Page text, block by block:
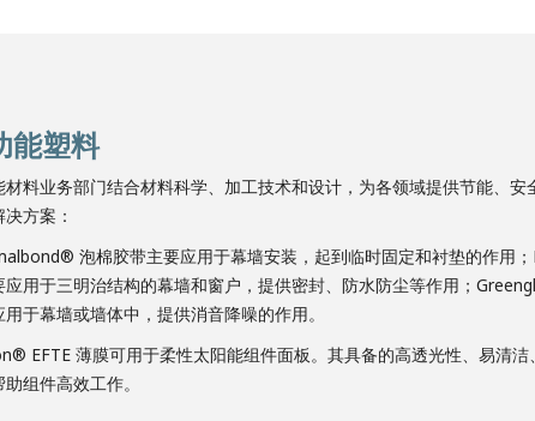
能塑料
材料业务部门结合材料科学、加工技术和设计，为各领域提供节能、安
方案：
泡棉胶带主要应用于幕墙安装，起到临时固定和衬垫的作用
应用于三明治结构的幕墙和窗户，提供密封、防水防尘等作用；
用于幕墙或墙体中，提供消音降噪的作用。
EFTE 薄膜可用于柔性太阳能组件面板。其具备的高透光性、易清洁
组件高效工作。